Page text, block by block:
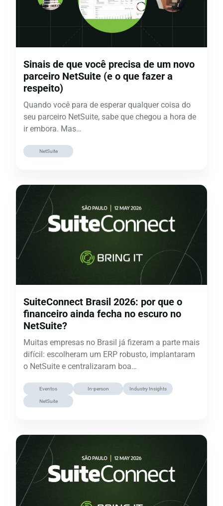
Sinais de que você precisa de um novo
parceiro NetSuite (e o que fazer a
respeito)
Quando você para de esperar qualquer coisa do
seu parceiro NetSuite, sabe que chegou a hora de
ir embora. Mas…
NetSuite
SuiteConnect Brasil 2026: por que o
financeiro ainda fecha no escuro no
NetSuite?
Muitas empresas no Brasil já fizeram a parte mais
difícil: escolheram um ERP robusto, implantaram
o NetSuite e centralizaram boa…
Eventos In-person Industry Insights
NetSuite